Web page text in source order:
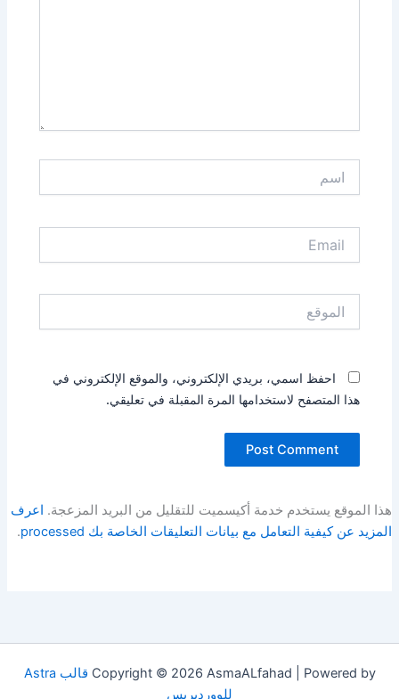
احفظ اسمي، بريدي الإلكتروني، والموقع الإلكتروني في
هذا المتصفح لاستخدامها المرة المقبلة في تعليقي.
هذا الموقع يستخدم خدمة أكيسميت للتقليل من البريد المزعجة. اعرف
المزيد عن كيفية التعامل مع بيانات التعليقات الخاصة بك processed
.
Copyright © 2026 AsmaALfahad | Powered by
قالب Astra
للووردبريس